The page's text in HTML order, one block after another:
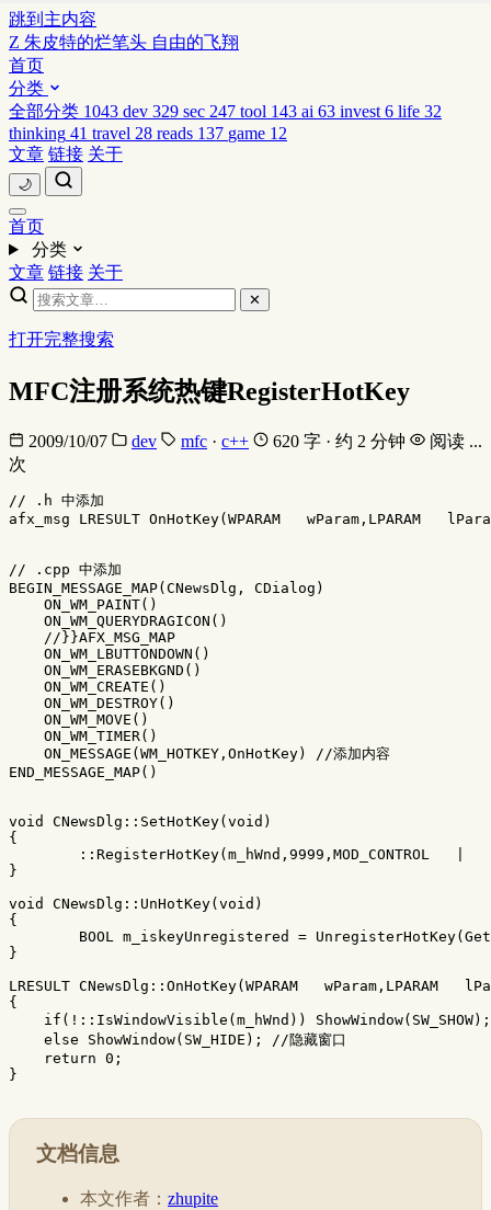
跳到主内容
Z 朱皮特的烂笔头 自由的飞翔
首页
分类
全部分类 1043 dev 329 sec 247 tool 143 ai 63 invest 6 life 32
thinking 41 travel 28 reads 137 game 12
文章 链接 关于
🌙
首页
分类
文章 链接 关于
✕
打开完整搜索
MFC注册系统热键RegisterHotKey
2009/10/07 dev mfc · c++ 620 字 · 约 2 分钟 阅读 ...
次
// .h 中添加
afx_msg
LRESULT OnHotKey( WPARAM wParam , LPARAM
// .cpp 中添加
BEGIN_MESSAGE_MAP( CNewsDlg , CDialog )
ON_WM_PAINT()
ON_WM_QUERYDRAGICON ()
//}}AFX_MSG_MAP
ON_WM_LBUTTONDOWN ()
ON_WM_ERASEBKGND ()
ON_WM_CREATE ()
ON_WM_DESTROY()
ON_WM_MOVE ()
ON_WM_TIMER()
ON_MESSAGE ( WM_HOTKEY , OnHotKey)
//添加内容
END_MESSAGE_MAP()
void CNewsDlg :: SetHotKey( void )
{
:: RegisterHotKey( m_hWnd , 9999 , MOD_CONTROL
}
void
CNewsDlg :: UnHotKey( void )
{
BOOL
m_iskeyUnregistered = UnregisterHotKey(
}
LRESULT CNewsDlg :: OnHotKey( WPARAM wParam , LPARAM
{
if ( !:: IsWindowVisible ( m_hWnd )) ShowWindow( SW_SHOW);
else
ShowWindow( SW_HIDE );
//隐藏窗口
return 0 ;
}
文档信息
本文作者： zhupite